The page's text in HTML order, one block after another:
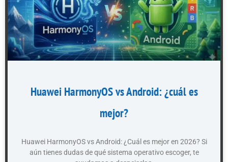
Huawei HarmonyOS vs Android: ¿cuál es
mejor?
Huawei HarmonyOS vs Android: ¿Cuál es mejor en 2026? Si
aún tienes dudas de qué sistema operativo escoger, te